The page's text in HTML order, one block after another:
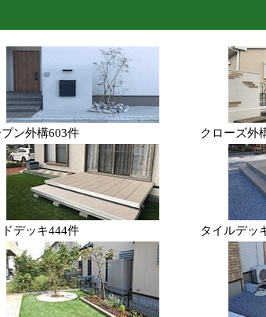
ン外構603件 クローズ外
デッキ444件 タイルデッ